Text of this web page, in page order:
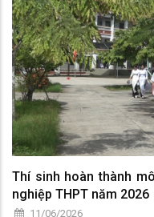
Thí sinh hoàn thành
nghiệp THPT năm 2026
11/06/2026